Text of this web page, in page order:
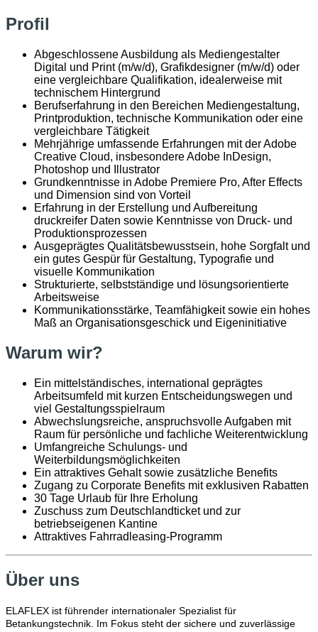
Profil
Abgeschlossene Ausbildung als Mediengestalter
Digital und Print (m/w/d), Grafikdesigner (m/w/d) oder
eine vergleichbare Qualifikation, idealerweise mit
technischem Hintergrund
Berufserfahrung in den Bereichen Mediengestaltung,
Printproduktion, technische Kommunikation oder eine
vergleichbare Tätigkeit
Mehrjährige umfassende Erfahrungen mit der Adobe
Creative Cloud, insbesondere Adobe InDesign,
Photoshop und Illustrator
Grundkenntnisse in Adobe Premiere Pro, After Effects
und Dimension sind von Vorteil
Erfahrung in der Erstellung und Aufbereitung
druckreifer Daten sowie Kenntnisse von Druck- und
Produktionsprozessen
Ausgeprägtes Qualitätsbewusstsein, hohe Sorgfalt und
ein gutes Gespür für Gestaltung, Typografie und
visuelle Kommunikation
Strukturierte, selbstständige und lösungsorientierte
Arbeitsweise
Kommunikationsstärke, Teamfähigkeit sowie ein hohes
Maß an Organisationsgeschick und Eigeninitiative
Warum wir?
Ein mittelständisches, international geprägtes
Arbeitsumfeld mit kurzen Entscheidungswegen und
viel Gestaltungsspielraum
Abwechslungsreiche, anspruchsvolle Aufgaben mit
Raum für persönliche und fachliche Weiterentwicklung
Umfangreiche Schulungs- und
Weiterbildungsmöglichkeiten
Ein attraktives Gehalt sowie zusätzliche Benefits
Zugang zu Corporate Benefits mit exklusiven Rabatten
30 Tage Urlaub für Ihre Erholung
Zuschuss zum Deutschlandticket und zur
betriebseigenen Kantine
Attraktives Fahrradleasing-Programm
Über uns
ELAFLEX ist führender internationaler Spezialist für
Betankungstechnik. Im Fokus steht der sichere und zuverlässige